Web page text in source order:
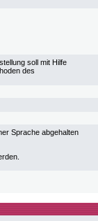
soll mit Hilfe
des
Sprache abgehalten